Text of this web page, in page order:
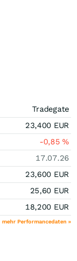
Tradegate
23,400 EUR
-0,85%
17.07.26
23,600 EUR
25,60 EUR
18,200 EUR
mehr Performancedaten »